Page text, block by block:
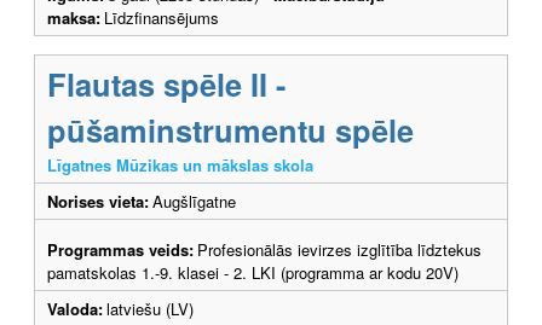
maksa: Līdzfinansējums
Flautas spēle II -
pūšaminstrumentu spēle
Līgatnes Mūzikas un mākslas skola
Norises vieta:Augšlīgatne
Programmas veids: Profesionālās ievirzes izglītība līdztekus
pamatskolas 1.-9. klasei - 2. LKI (programma ar kodu 20V)
Valoda:latviešu (LV)